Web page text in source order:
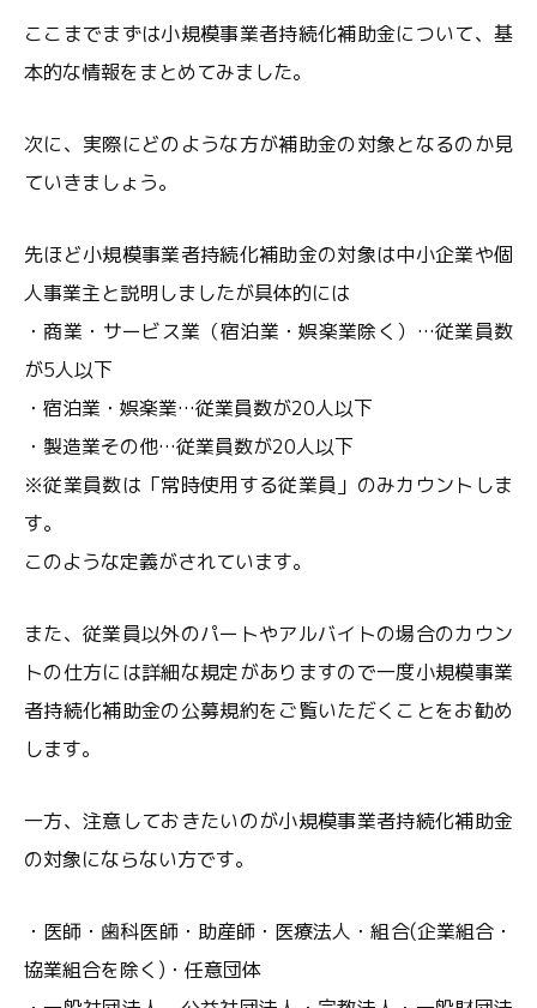
ここまでまずは小規模事業者持続化補助金について、基
本的な情報をまとめてみました。
次に、実際にどのような方が補助金の対象となるのか見
ていきましょう。
先ほど小規模事業者持続化補助金の対象は中小企業や個
人事業主と説明しましたが具体的には
・商業・サービス業（宿泊業・娯楽業除く）…従業員数
が5人以下
・宿泊業・娯楽業…従業員数が20人以下
・製造業その他…従業員数が20人以下
※従業員数は「常時使用する従業員」のみカウントしま
す。
このような定義がされています。
また、従業員以外のパートやアルバイトの場合のカウン
トの仕方には詳細な規定がありますので一度小規模事業
者持続化補助金の公募規約をご覧いただくことをお勧め
します。
一方、注意しておきたいのが小規模事業者持続化補助金
の対象にならない方です。
・医師・歯科医師・助産師・医療法人・組合(企業組合・
協業組合を除く)・任意団体